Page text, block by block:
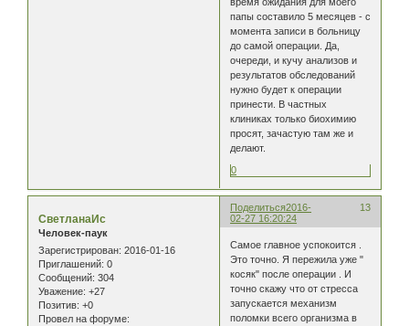
папы составило 5 месяцев - с
момента записи в больницу
до самой операции. Да,
очереди, и кучу анализов и
результатов обследований
нужно будет к операции
принести. В частных
клиниках только биохимию
просят, зачастую там же и
делают.
0
Поделиться 13
2016-
02-27 16:20:24
СветланаИс
Человек-паук
Зарегистрирован: 2016-01-16
Приглашений: 0
Сообщений: 304
Уважение: +27
Позитив: +0
Провел на форуме:
Самое главное успокоится .
Это точно. Я пережила уже "
косяк" после операции . И
точно скажу что от стресса
запускается механизм
поломки всего организма в